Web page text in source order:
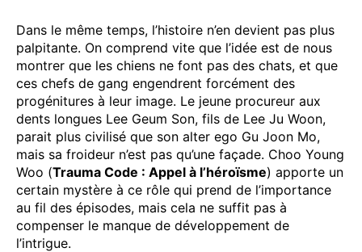
Dans le même temps, l’histoire n’en devient pas plus
palpitante. On comprend vite que l’idée est de nous
montrer que les chiens ne font pas des chats, et que
ces chefs de gang engendrent forcément des
progénitures à leur image. Le jeune procureur aux
dents longues Lee Geum Son, fils de Lee Ju Woon,
parait plus civilisé que son alter ego Gu Joon Mo,
mais sa froideur n’est pas qu’une façade. Choo Young
Woo (Trauma Code : Appel à l’héroïsme) apporte un
certain mystère à ce rôle qui prend de l’importance
au fil des épisodes, mais cela ne suffit pas à
compenser le manque de développement de
l’intrigue.